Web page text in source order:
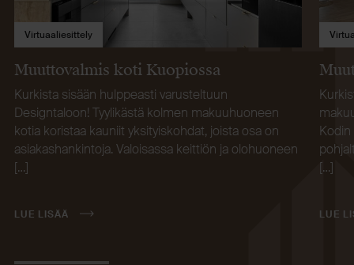
Virtuaaliesittely
Muuttovalmis koti Kuopiossa
Kurkista sisään hulppeasti varusteltuun
Designtaloon! Tyylikästä kolmen makuuhuoneen
kotia koristaa kauniit yksityiskohdat, joista osa on
asiakashankintoja. Valoisassa keittiön ja olohuoneen
[…]
LUE LISÄÄ
[…]
LUE